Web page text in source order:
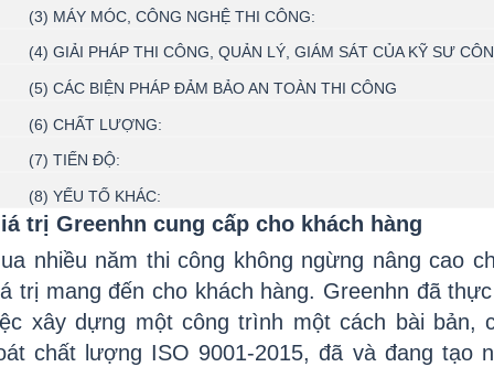
(3) MÁY MÓC, CÔNG NGHỆ THI CÔNG:
(4) GIẢI PHÁP THI CÔNG, QUẢN LÝ, GIÁM SÁT CỦA KỸ SƯ
(5) CÁC BIỆN PHÁP ĐẢM BẢO AN TOÀN THI CÔNG
(6) CHẤT LƯỢNG:
(7) TIẾN ĐỘ:
(8) YẾU TỐ KHÁC:
trị Greenhn cung cấp cho khách hàng
nhiều năm thi công không ngừng nâng cao
trị mang đến cho khách hàng. Greenhn đã
xây dựng một công trình một cách bài bản,
chất lượng ISO 9001-2015, đã và đang tạo